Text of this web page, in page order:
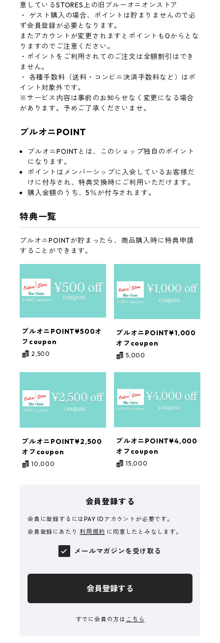
意しているSTORES上の旧ブルーオニオンストア
・ ゲスト購入の場合、ポイントは貯まりませんので必
ず会員登録が必要となります。
またアカウントが変更されますとポイントも0からとな
りますのでご注意ください。
・ポイントをご利用されてのご注文は全額割引はでき
ません。
・ 各種手数料（送料・コンビニ決済手数料など）はポ
イント対象外です。
※サービス内容は事前のお知らせなく変更になる場合
があります。予めご了承くださいませ。
ブルオニPOINT
ブルオニPOINTとは、このショップ独自のポイント
になります。
ポイントはメンバーシップに入会しているお客様だ
けに付与され、特典交換時にご利用いただけます。
購入金額のうち、5％が付与されます。
特典一覧
ブルオニPOINTが貯まったら、商品購入時に特典申請
することができます。
ブルオニPOINT¥500オ
フcoupon
2,500
ブルオニPOINT¥1,000
オフcoupon
5,000
ブルオニPOINT¥2,500
オフcoupon
10,000
ブルオニPOINT¥4,000
オフcoupon
15,000
会員登録する
会員に登録するにはPAY IDアカウントが必要です。
会員登録にあたり利用規約 に同意したとみなします。
メールマガジンを受け取る
会員登録する
すでに会員の方は こちら